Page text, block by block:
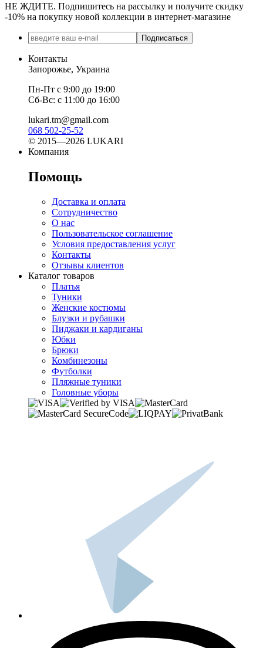
НЕ ЖДИТЕ. Подпишитесь на рассылку и получите скидку
-10% на покупку новой коллекции в интернет-магазине
Подписаться
Контакты
Запорожье, Украина
Пн-Пт с 9:00 до 19:00
Сб-Вс: с 11:00 до 16:00
lukari.tm@gmail.com
068 502-25-52
© 2015—2026 LUKARI
Компания
Помощь
Доставка и оплата
Сотрудничество
О нас
Пользовательское соглашение
Условия предоставления услуг
Контакты
Отзывы клиентов
Каталог товаров
Платья
Туники
Женские костюмы
Блузки и рубашки
Пиджаки и кардиганы
Юбки
Брюки
Комбинезоны
Футболки
Пляжные туники
Головные уборы